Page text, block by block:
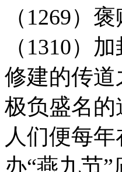
（1269）
（1310）
修建的传道
极负盛名
人们便每
办“燕九节